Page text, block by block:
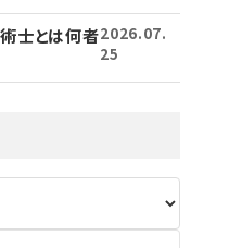
術士とは何者2026.07.
25